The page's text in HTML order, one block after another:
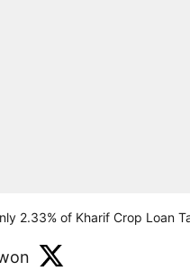
2.33% of Kharif Crop Loan